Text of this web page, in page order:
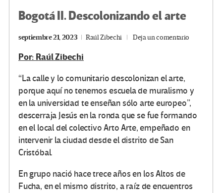
Bogotá II. Descolonizando el arte
septiembre 21, 2023 Raúl Zibechi Deja un comentario
Por: Raúl Zibechi
“La calle y lo comunitario descolonizan el arte,
porque aquí no tenemos escuela de muralismo y
en la universidad te enseñan sólo arte europeo”,
descerraja Jesús en la ronda que se fue formando
en el local del colectivo Arto Arte, empeñado en
intervenir la ciudad desde el distrito de San
Cristóbal.
En grupo nació hace trece años en los Altos de
Fucha, en el mismo distrito, a raíz de encuentros